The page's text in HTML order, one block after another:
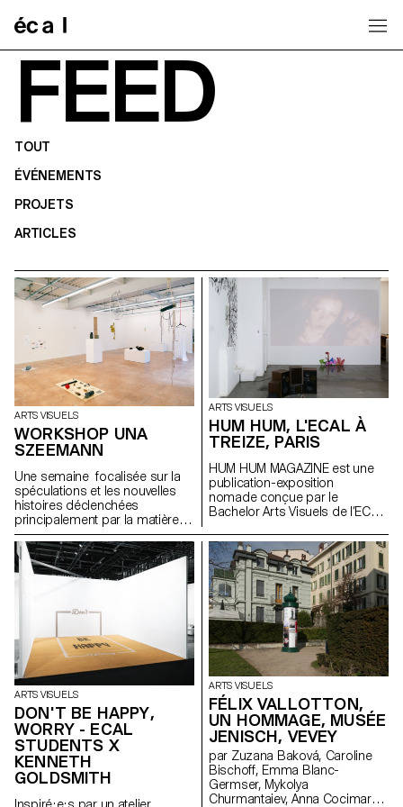
FEED
TOUT
ÉVÉNEMENTS
PROJETS
ARTICLES
ARTS VISUELS
WORKSHOP UNA
SZEEMANN
Une semaine focalisée sur la
spéculations et les nouvelles
histoires déclenchées
principalement par la matière
avec l'artiste Una Szeemann.
Les étudiant.exs ont orienté
leurs réflexions sur le pouvoir
des objets, du point de vue de
oriented ontology, de la
ARTS VISUELS
HUM HUM, L'ECAL À
TREIZE, PARIS
HUM HUM MAGAZINE est une
publication-exposition
nomade conçue par le
Bachelor Arts Visuels de l’ECAL
la galerie parisienne Treize.
Organisée autour d'une série
d'invitations, chaque édition est
pensée par les étudiant·e·s du
Bachelor Arts Visuels comme
une exposition facilement
diffusable et activable à l’infini. À
l’occasion du lancement de
son premier numéro, HUM
HUM MAGAZINE investit Treize à
Paris pour y déployer son
sommaire à l’échelle du lieu. Un
projet initié par Philippe
Decrauzat, Gallien Déjean et
Stéphane Kropf.
ARTS VISUELS
DON'T BE HAPPY,
WORRY - ECAL
STUDENTS X
KENNETH
GOLDSMITH
Inspiré·e·s par un atelier
ARTS VISUELS
FÉLIX VALLOTTON,
UN HOMMAGE, MUSÉE
JENISCH, VEVEY
par Zuzana Baková, Caroline
Bischoff, Emma Blanc-
Germser, Mykolya
Churmantaiev, Anna Cocimarov,